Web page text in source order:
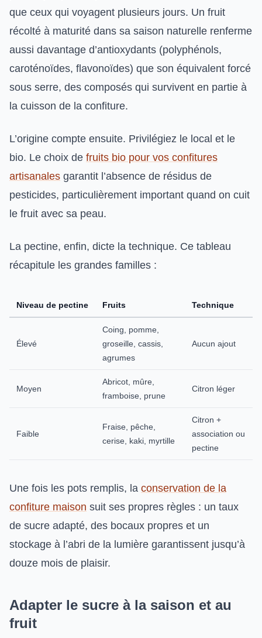
que ceux qui voyagent plusieurs jours. Un fruit
récolté à maturité dans sa saison naturelle renferme
aussi davantage d’antioxydants (polyphénols,
caroténoïdes, flavonoïdes) que son équivalent forcé
sous serre, des composés qui survivent en partie à
la cuisson de la confiture.
L’origine compte ensuite. Privilégiez le local et le
bio. Le choix de fruits bio pour vos confitures
artisanales garantit l’absence de résidus de
pesticides, particulièrement important quand on cuit
le fruit avec sa peau.
La pectine, enfin, dicte la technique. Ce tableau
récapitule les grandes familles :
Niveau de pectine Fruits Technique
Élevé
Coing, pomme,
groseille, cassis,
agrumes
Aucun ajout
Moyen
Abricot, mûre,
framboise, prune
Citron léger
Faible
Fraise, pêche,
cerise, kaki, myrtille
Citron +
association ou
pectine
Une fois les pots remplis, la conservation de la
confiture maison suit ses propres règles : un taux
de sucre adapté, des bocaux propres et un
stockage à l’abri de la lumière garantissent jusqu’à
douze mois de plaisir.
Adapter le sucre à la saison et au
fruit